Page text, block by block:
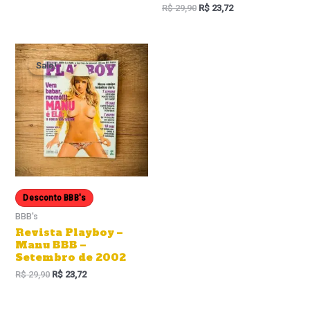
R$29,90 R$ 23,72
Sale!
Desconto BBB's
Sale!
BBB's
Revista Playboy –
Manu BBB –
Setembro de 2002
R$29,90 R$ 23,72